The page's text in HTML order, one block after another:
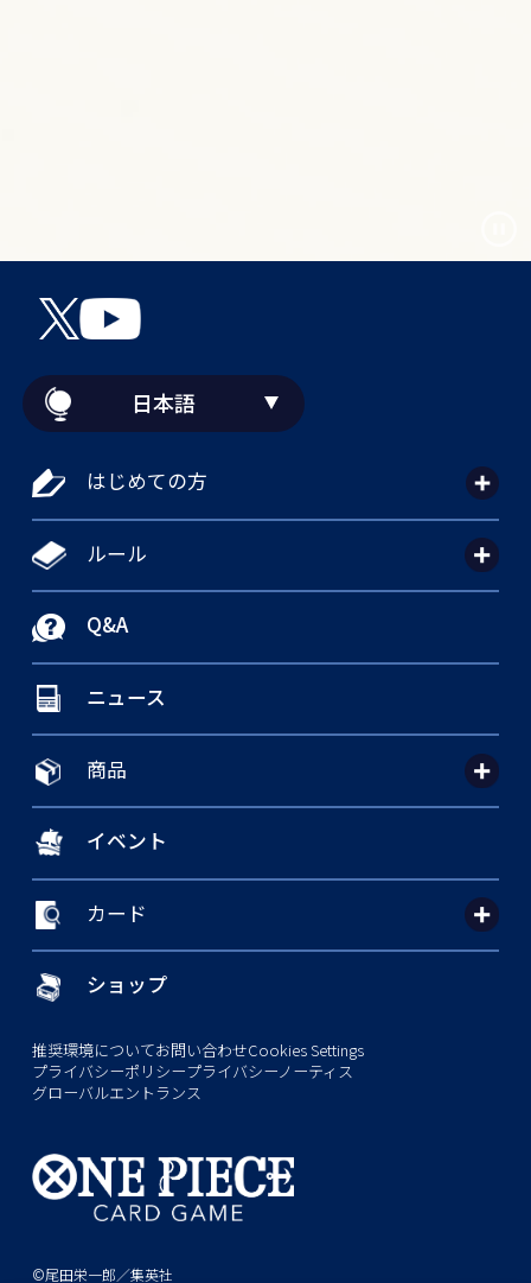
日本語
はじめての方
ルール
Q&A
ニュース
商品
イベント
カード
ショップ
推奨環境についてお問い合わせCookies Settings
プライバシーポリシープライバシーノーティス
グローバルエントランス
©尾田栄一郎／集英社